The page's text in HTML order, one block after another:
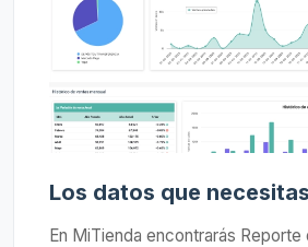
Los datos que necesitas
En MiTienda encontrarás Reporte